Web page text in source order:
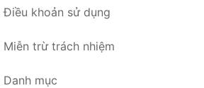
Điều khoản sử dụng
Miễn trừ trách nhiệm
Danh mục